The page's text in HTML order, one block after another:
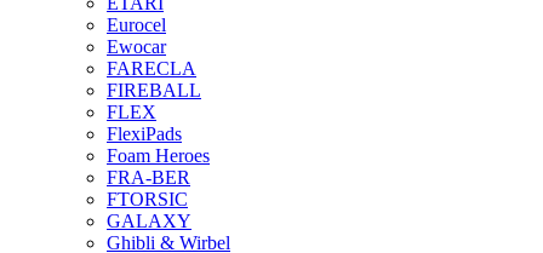
Eurocel
Ewocar
FARECLA
FIREBALL
FLEX
FlexiPads
Foam Heroes
FRA-BER
FTORSIC
GALAXY
Ghibli & Wirbel